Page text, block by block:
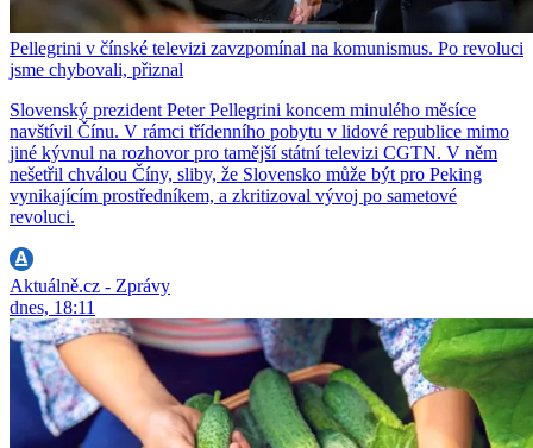
Pellegrini v čínské televizi zavzpomínal na komunismus. Po revoluci
jsme chybovali, přiznal
Slovenský prezident Peter Pellegrini koncem minulého měsíce
navštívil Čínu. V rámci třídenního pobytu v lidové republice mimo
jiné kývnul na rozhovor pro tamější státní televizi CGTN. V něm
nešetřil chválou Číny, sliby, že Slovensko může být pro Peking
vynikajícím prostředníkem, a zkritizoval vývoj po sametové
revoluci.
Aktuálně.cz - Zprávy
dnes, 18:11